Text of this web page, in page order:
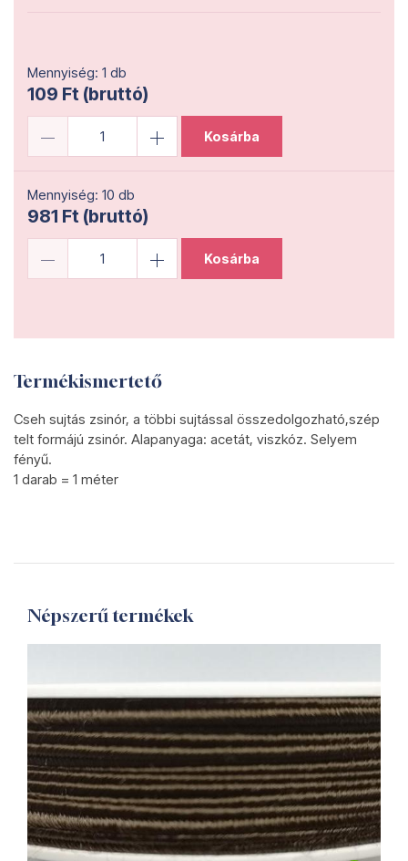
Mennyiség: 1 db
109 Ft (bruttó)
Kosárba
Mennyiség: 10 db
981 Ft (bruttó)
Kosárba
Termékismertető
Cseh sujtás zsinór, a többi sujtással összedolgozható,szép
telt formájú zsinór. Alapanyaga: acetát, viszkóz. Selyem
fényű.
​1 darab = 1 méter
Népszerű termékek